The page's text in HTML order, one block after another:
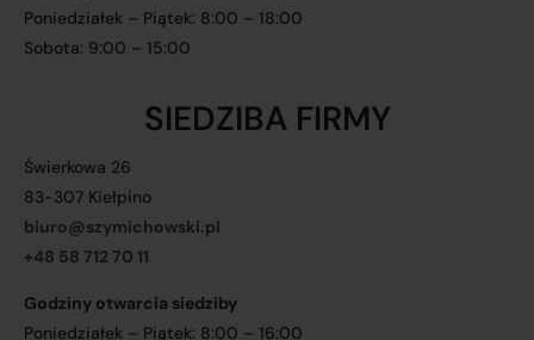
Poniedziałek – Piątek: 8:00 – 18:00
Sobota: 9:00 – 15:00
SIEDZIBA FIRMY
Świerkowa 26
83-307 Kiełpino
biuro@szymichowski.pl
+48 58 712 70 11
Godziny otwarcia siedziby
Poniedziałek – Piątek: 8:00 – 16:00